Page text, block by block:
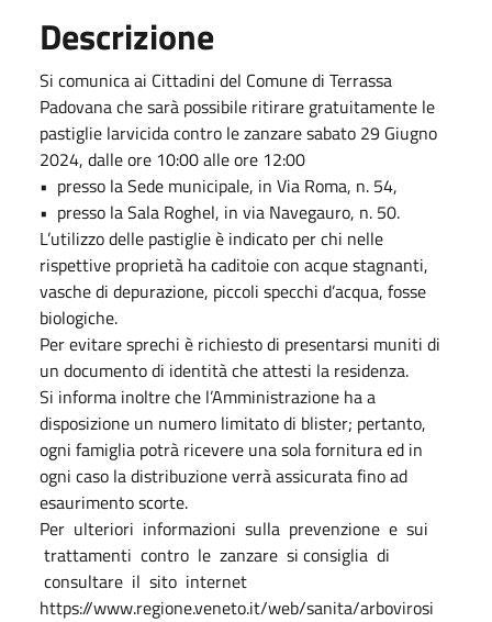
Descrizione
Si comunica ai Cittadini del Comune di Terrassa
Padovana che sarà possibile ritirare gratuitamente le
pastiglie larvicida contro le zanzare sabato 29 Giugno
2024, dalle ore 10:00 alle ore 12:00
• presso la Sede municipale, in Via Roma, n. 54,
• presso la Sala Roghel, in via Navegauro, n. 50.
L’utilizzo delle pastiglie è indicato per chi nelle
rispettive proprietà ha caditoie con acque stagnanti,
vasche di depurazione, piccoli specchi d’acqua, fosse
biologiche.
Per evitare sprechi è richiesto di presentarsi muniti di
un documento di identità che attesti la residenza.
Si informa inoltre che l’Amministrazione ha a
disposizione un numero limitato di blister; pertanto,
ogni famiglia potrà ricevere una sola fornitura ed in
ogni caso la distribuzione verrà assicurata fino ad
esaurimento scorte.
Per ulteriori informazioni sulla prevenzione e sui
trattamenti contro le zanzare si consiglia di
consultare il sito internet
https://www.regione.veneto.it/web/sanita/arbovirosi